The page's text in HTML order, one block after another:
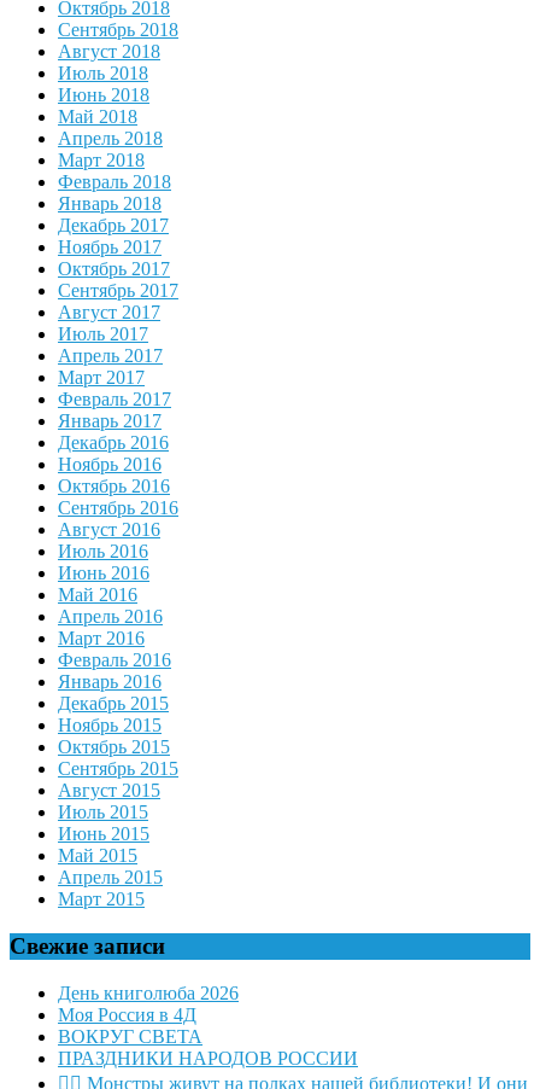
Октябрь 2018
Сентябрь 2018
Август 2018
Июль 2018
Июнь 2018
Май 2018
Апрель 2018
Март 2018
Февраль 2018
Январь 2018
Декабрь 2017
Ноябрь 2017
Октябрь 2017
Сентябрь 2017
Август 2017
Июль 2017
Апрель 2017
Март 2017
Февраль 2017
Январь 2017
Декабрь 2016
Ноябрь 2016
Октябрь 2016
Сентябрь 2016
Август 2016
Июль 2016
Июнь 2016
Май 2016
Апрель 2016
Март 2016
Февраль 2016
Январь 2016
Декабрь 2015
Ноябрь 2015
Октябрь 2015
Сентябрь 2015
Август 2015
Июль 2015
Июнь 2015
Май 2015
Апрель 2015
Март 2015
Свежие записи
День книголюба 2026
Моя Россия в 4Д
ВОКРУГ СВЕТА
ПРАЗДНИКИ НАРОДОВ РОССИИ
🧛‍♂ Монстры живут на полках нашей библиотеки! И они